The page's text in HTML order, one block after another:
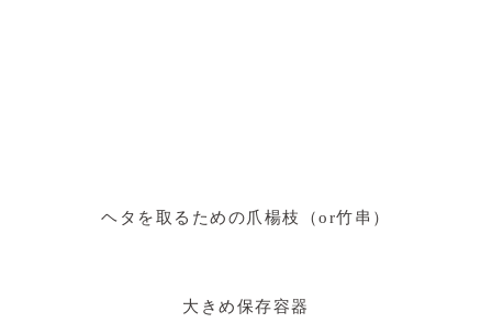
ヘタを取るための爪楊枝（or竹串）
大きめ保存容器